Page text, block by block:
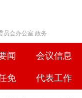
员会办公室.政务
闻 会议信息
免 代表工作